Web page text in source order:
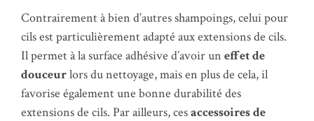
Contrairement à bien d’autres shampoings, celui pour
cils est particulièrement adapté aux extensions de cils.
Il permet à la surface adhésive d’avoir un effet de
douceurlors du nettoyage, mais en plus de cela, il
favorise également une bonne durabilité des
extensions de cils. Par ailleurs, cesaccessoires de